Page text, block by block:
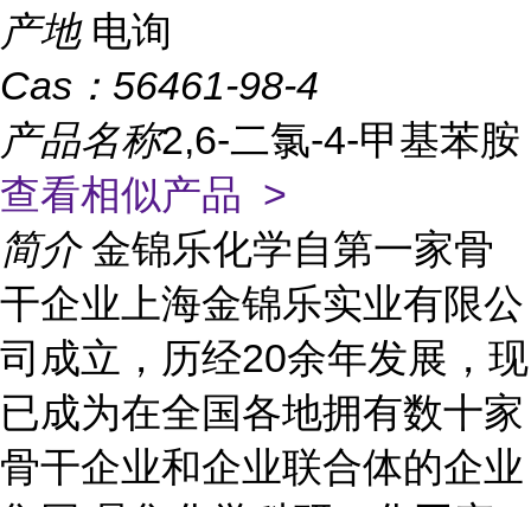
产地 电询
Cas： 56461-98-4
产品名称2,6-二氯-4-甲基苯胺
查看相似产品 >
简介 金锦乐化学自第一家骨
干企业上海金锦乐实业有限公
司成立，历经20余年发展，现
已成为在全国各地拥有数十家
骨干企业和企业联合体的企业